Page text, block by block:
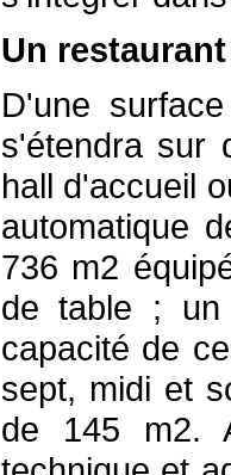
Un
D'une
s'étendra sur
hall d'accueil
automatique
736 m2
de table ; un
capacité de
sept, midi et
de 145 m2.